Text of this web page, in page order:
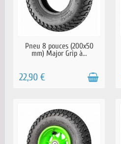
EN STOCK
Pneu 8 pouces (200x50
mm) Major Grip à...
22,90 €